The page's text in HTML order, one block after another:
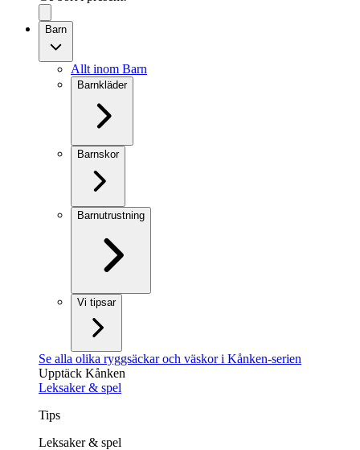
Barn
Allt inom Barn
Barnkläder
Barnskor
Barnutrustning
Vi tipsar
Se alla olika ryggsäckar och väskor i Kånken-serien
Upptäck Kånken
Leksaker & spel
Tips
Leksaker & spel